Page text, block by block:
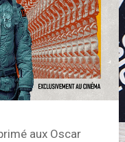
aux Oscar